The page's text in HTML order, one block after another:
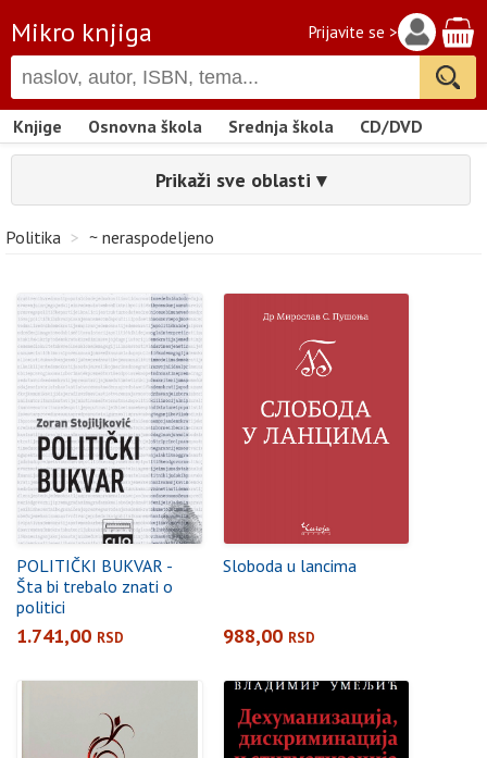
Mikro knjiga Prijavite se >
Knjige Osnovna škola Srednja škola CD/DVD
Prikaži sve oblasti ▾
Politika > ~ neraspodeljeno
POLITIČKI BUKVAR -
Šta bi trebalo znati o
politici
1.741,00 RSD
Sloboda u lancima
988,00 RSD